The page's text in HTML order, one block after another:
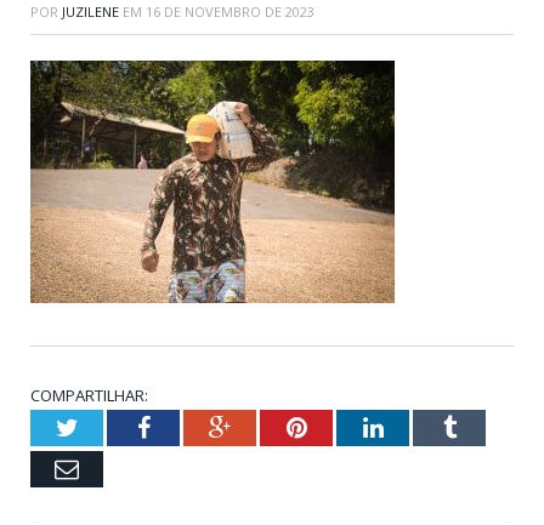
POR JUZILENE EM 16 DE NOVEMBRO DE 2023
COMPARTILHAR:
TwitterFacebookGoogle+PinterestLinkedInTumblr
Email